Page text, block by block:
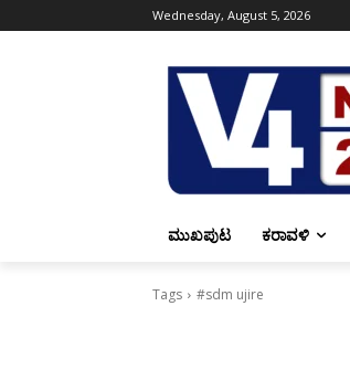
Wednesday, August 5, 2026
ಮುಖಪುಟ ಕರಾವಳಿ
Tags #sdm ujire